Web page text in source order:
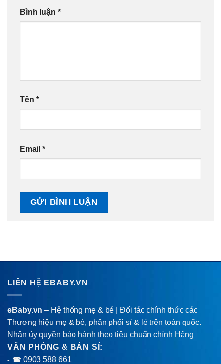
Bình luận *
Tên *
Email *
LIÊN HỆ EBABY.VN
eBaby.vn – Hệ thống mẹ & bé | Đối tác chính thức các
Thương hiệu mẹ & bé, phân phối sỉ & lẻ trên toàn quốc.
Nhận ủy quyền bảo hành theo tiêu chuẩn chính Hãng
VĂN PHÒNG & BÁN SỈ:
- ☎ 0903 588 661